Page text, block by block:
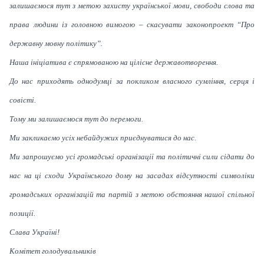
залишаємося тут з метою захисту української мови, свободи слова та
права людини із головною вимогою – скасувати законопроект “Про
державну мовну політику”.
Наша ініціатива є спрямованою на цілісне державотворення.
До нас приходять однодумці за покликом власного сумління, серця і
совісті.
Тому ми залишаємося тут до перемоги.
Ми закликаємо усіх небайдужих приєднуватися до нас.
Ми запрошуємо усі громадські організації та політичні сили сідати до
нас на ці сходи Українського дому на засадах відсутності символіки
громадських організацій та партій з метою обстояння нашої спільної
позиції.
Слава Україні!
Комітет голодувальників